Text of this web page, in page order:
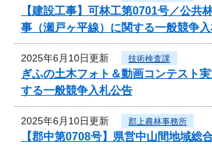
【建設工事】可林工第0701号／公共
事（瀬戸ヶ平線）に関する一般競争
2025年6月10日更新 技術検査課
ぎふの土木フォト＆動画コンテスト
する一般競争入札公告
2025年6月10日更新 郡上農林事務所
【郡中第0708号】県営中山間地域